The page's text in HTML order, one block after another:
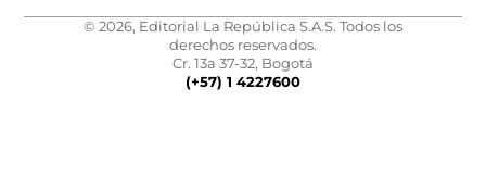
© 2026, Editorial La República S.A.S. Todos los
derechos reservados.
Cr. 13a 37-32, Bogotá
(+57) 1 4227600